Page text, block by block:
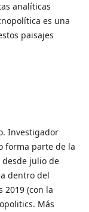
analíticas
es una
paisajes
Investigador
forma parte de la
julio de
dentro del
2019 (con la
Más